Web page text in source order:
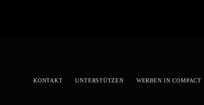
KONTAKT UNTERSTÜTZEN WERBEN IN COMPACT